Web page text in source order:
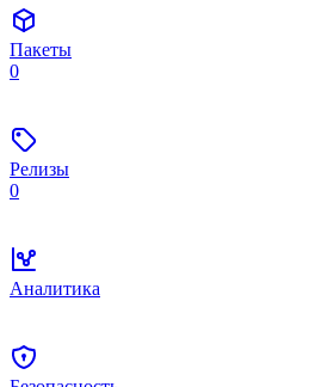
Пакеты
0
Релизы
0
Аналитика